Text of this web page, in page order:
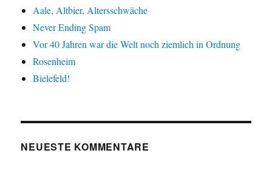
Aale, Altbier, Altersschwäche
Never Ending Spam
Vor 40 Jahren war die Welt noch ziemlich in Ordnung
Rosenheim
Bielefeld!
NEUESTE KOMMENTARE